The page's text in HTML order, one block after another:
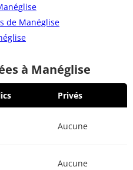
de Manéglise
à Manéglise
Privés
Aucune
Aucune